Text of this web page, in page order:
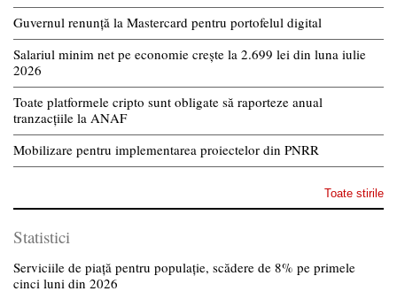
Guvernul renunță la Mastercard pentru portofelul digital
Salariul minim net pe economie crește la 2.699 lei din luna iulie
2026
Toate platformele cripto sunt obligate să raporteze anual
tranzacțiile la ANAF
Mobilizare pentru implementarea proiectelor din PNRR
Toate stirile
Statistici
Serviciile de piață pentru populație, scădere de 8% pe primele
cinci luni din 2026